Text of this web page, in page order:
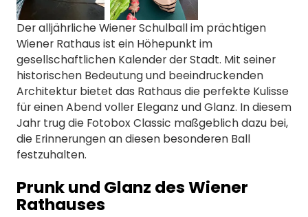
Der alljährliche Wiener Schulball im prächtigen
Wiener Rathaus ist ein Höhepunkt im
gesellschaftlichen Kalender der Stadt. Mit seiner
historischen Bedeutung und beeindruckenden
Architektur bietet das Rathaus die perfekte Kulisse
für einen Abend voller Eleganz und Glanz. In diesem
Jahr trug die Fotobox Classic maßgeblich dazu bei,
die Erinnerungen an diesen besonderen Ball
festzuhalten.
Prunk und Glanz des Wiener
Rathauses